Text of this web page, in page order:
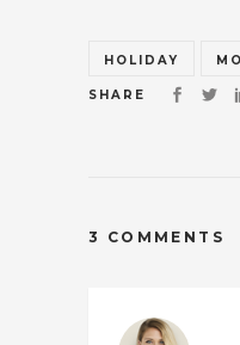
HOLIDAY
SHARE
3 COMMENTS